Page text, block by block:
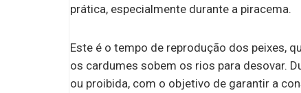
prática, especialmente durante a piracema.
Este é o tempo de reprodução dos peixes,
os cardumes sobem os rios para desovar.
ou proibida, com o objetivo de garantir a